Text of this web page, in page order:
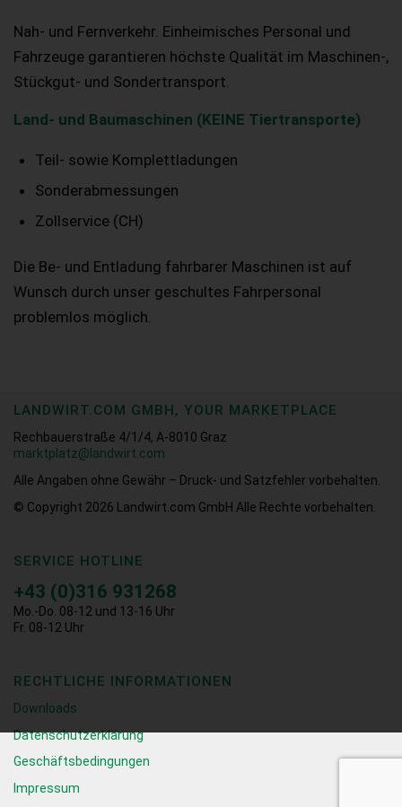
Nah- und Fernverkehr. Einheimisches Personal und
Fahrzeuge garantieren höchste Qualität im Maschinen-,
Stückgut- und Sondertransport.
Land- und Baumaschinen (KEINE Tiertransporte)
Teil- sowie Komplettladungen
Sonderabmessungen
Zollservice (CH)
Die Be- und Entladung fahrbarer Maschinen ist auf
Wunsch durch unser geschultes Fahrpersonal
problemlos möglich.
LANDWIRT.COM GMBH, YOUR MARKETPLACE
Rechbauerstraße 4/1/4, A-8010 Graz
marktplatz@landwirt.com
Alle Angaben ohne Gewähr – Druck- und Satzfehler vorbehalten.
© Copyright 2026
Landwirt.com GmbH Alle Rechte vorbehalten.
SERVICE HOTLINE
+43 (0)316 931268
Mo.-Do. 08-12 und 13-16 Uhr
Fr. 08-12 Uhr
RECHTLICHE INFORMATIONEN
Downloads
Datenschutzerklärung
Geschäftsbedingungen
Impressum